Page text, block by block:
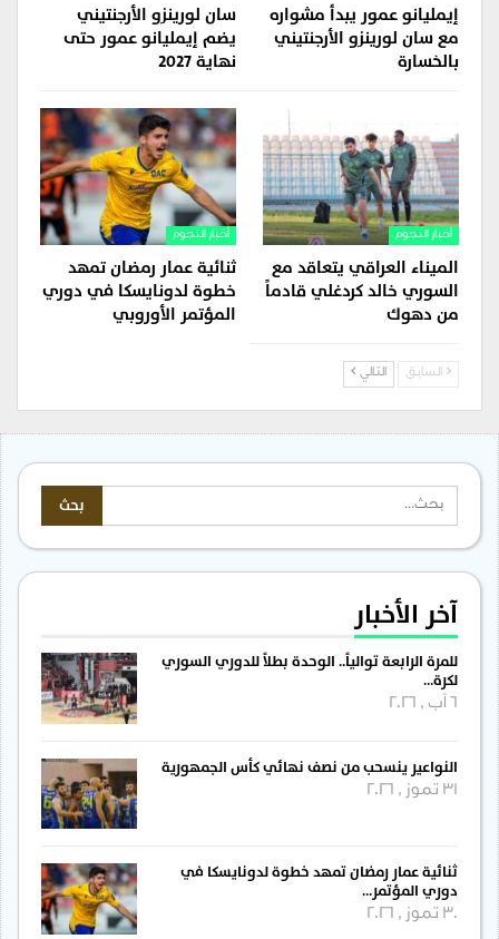
إيمليانو عمور يبدأ مشواره
مع سان لورينزو الأرجنتيني
بالخسارة
سان لورينزو الأرجنتيني
يضم إيمليانو عمور حتى
نهاية 2027
أخبار النجوم
الميناء العراقي يتعاقد مع
السوري خالد كردغلي قادماً
من دهوك
أخبار النجوم
ثنائية عمار رمضان تمهد
خطوة لدونايسكا في دوري
المؤتمر الأوروبي
السابق التالي
آخر الأخبار
للمرة الرابعة توالياً.. الوحدة بطلاً للدوري السوري
لكرة…
النواعير ينسحب من نصف نهائي كأس الجمهورية
31 تموز , 2026
ثنائية عمار رمضان تمهد خطوة لدونايسكا في
دوري المؤتمر…
30 تموز , 2026